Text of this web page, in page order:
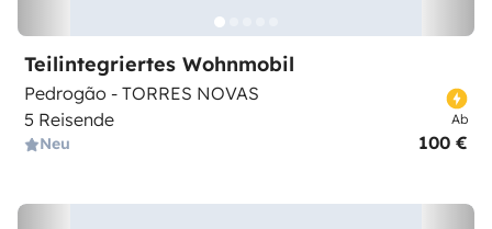
Teilintegriertes Wohnmobil
Pedrogão - TORRES NOVAS
5 Reisende
Neu
Ab
100 €